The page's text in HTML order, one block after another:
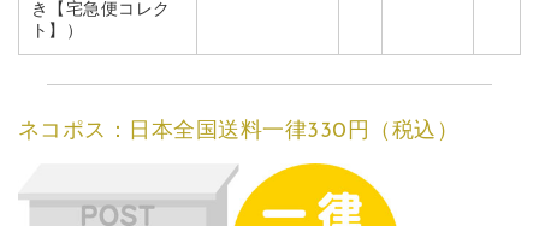
き【宅急便コレク
ト】）
ネコポス：日本全国送料一律330円（税込）